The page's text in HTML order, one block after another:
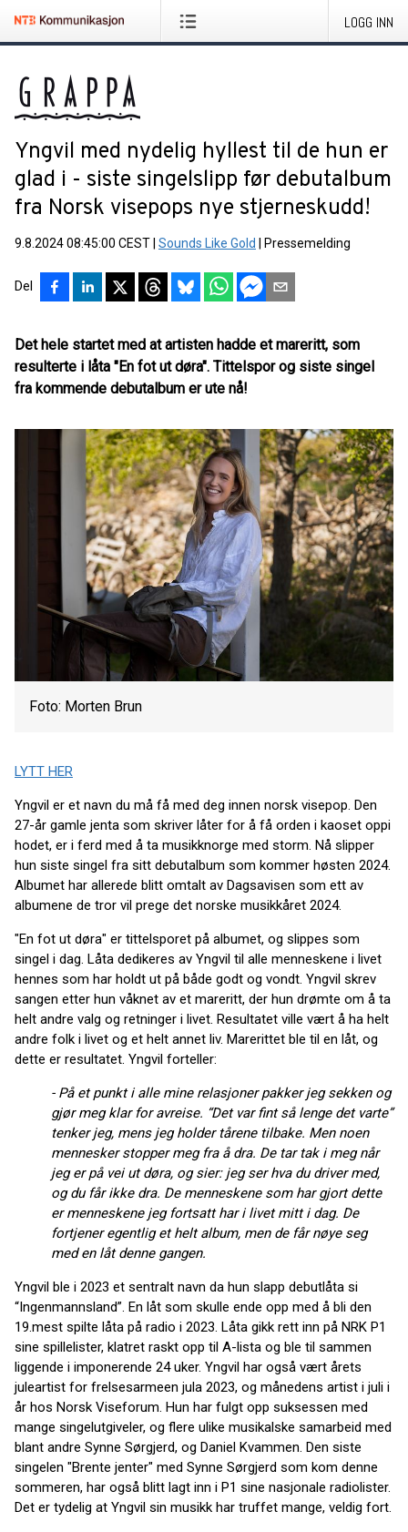
LOGG INN
Yngvil med nydelig hyllest til de hun er
glad i - siste singelslipp før debutalbum
fra Norsk visepops nye stjerneskudd!
9.8.2024 08:45:00 CEST Sounds Like Gold Pressemelding
Del
Det hele startet med at artisten hadde et mareritt, som
resulterte i låta "En fot ut døra". Tittelspor og siste singel
fra kommende debutalbum er ute nå!
Foto: Morten Brun
LYTT HER
Yngvil er et navn du må få med deg innen norsk visepop. Den
27-år gamle jenta som skriver låter for å få orden i kaoset oppi
hodet, er i ferd med å ta musikknorge med storm. Nå slipper
hun siste singel fra sitt debutalbum som kommer høsten 2024.
Albumet har allerede blitt omtalt av Dagsavisen som ett av
albumene de tror vil prege det norske musikkåret 2024.
"En fot ut døra" er tittelsporet på albumet, og slippes som
singel i dag. Låta dedikeres av Yngvil til alle menneskene i livet
hennes som har holdt ut på både godt og vondt. Yngvil skrev
sangen etter hun våknet av et mareritt, der hun drømte om å ta
helt andre valg og retninger i livet. Resultatet ville vært å ha helt
andre folk i livet og et helt annet liv. Marerittet ble til en låt, og
dette er resultatet. Yngvil forteller:
- På et punkt i alle mine relasjoner pakker jeg sekken og
gjør meg klar for avreise. “Det var fint så lenge det varte”
tenker jeg, mens jeg holder tårene tilbake. Men noen
mennesker stopper meg fra å dra. De tar tak i meg når
jeg er på vei ut døra, og sier: jeg ser hva du driver med,
og du får ikke dra. De menneskene som har gjort dette
er menneskene jeg fortsatt har i livet mitt i dag. De
fortjener egentlig et helt album, men de får nøye seg
med en låt denne gangen.
Yngvil ble i 2023 et sentralt navn da hun slapp debutlåta si
“Ingenmannsland”. En låt som skulle ende opp med å bli den
19.mest spilte låta på radio i 2023. Låta gikk rett inn på NRK P1
sine spillelister, klatret raskt opp til A-lista og ble til sammen
liggende i imponerende 24 uker. Yngvil har også vært årets
juleartist for frelsesarmeen jula 2023, og månedens artist i juli i
år hos Norsk Viseforum. Hun har fulgt opp suksessen med
mange singelutgiveler, og flere ulike musikalske samarbeid med
blant andre Synne Sørgjerd, og Daniel Kvammen. Den siste
singelen "Brente jenter" med Synne Sørgjerd som kom denne
sommeren, har også blitt lagt inn i P1 sine nasjonale radiolister.
Det er tydelig at Yngvil sin musikk har truffet mange, veldig fort.